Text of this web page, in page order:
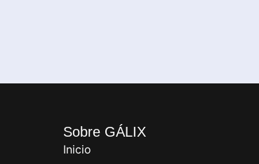
Sobre GÁLIX
Inicio